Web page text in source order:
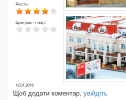
Якість:
Ціни (вис -> низ):
12.01.2018
Щоб додати коментар, увійдіть